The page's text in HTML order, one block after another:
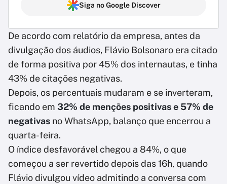
Siga no Google Discover
De acordo com relatório da empresa, antes da
divulgação dos áudios, Flávio Bolsonaro era citado
de forma positiva por 45% dos internautas, e tinha
43% de citações negativas.
Depois, os percentuais mudaram e se inverteram,
ficando em 32% de menções positivas e 57% de
negativas no WhatsApp, balanço que encerrou a
quarta-feira.
O índice desfavorável chegou a 84%, o que
começou a ser revertido depois das 16h, quando
Flávio divulgou vídeo admitindo a conversa com